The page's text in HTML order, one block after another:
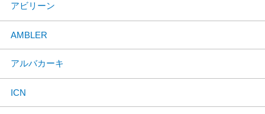
アビリーン
AMBLER
アルバカーキ
ICN